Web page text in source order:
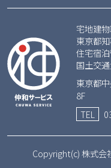
宅地建
東京都
住宅宿泊
国土交
東京都
8F
TEL
Copyright(c) 株式会